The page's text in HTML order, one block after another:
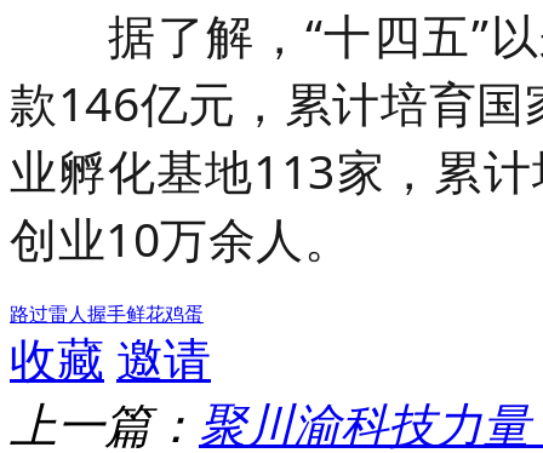
据了解，“十四五”
款146亿元，累计培育
业孵化基地113家，累
创业10万余人。
路过雷人 握手鲜花鸡蛋
收藏 邀请
上一篇： 聚川渝科技力